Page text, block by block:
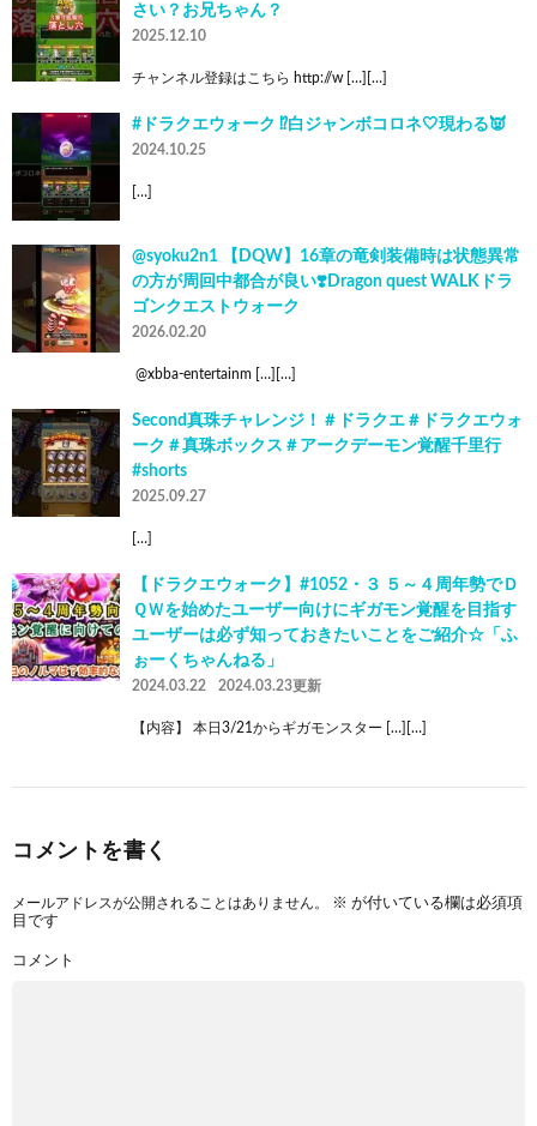
さい？お兄ちゃん？
2025.12.10
チャンネル登録はこちら http://w […][…]
#ドラクエウォーク ⁉️白ジャンボコロネ🤍現わる👿
2024.10.25
[…]
@syoku2n1 【DQW】16章の竜剣装備時は状態異常
の方が周回中都合が良い❣️Dragon quest WALKドラ
ゴンクエストウォーク
2026.02.20
⁠ ​​@xbba-entertainm […][…]
Second真珠チャレンジ！＃ドラクエ＃ドラクエウォ
ーク＃真珠ボックス＃アークデーモン覚醒千里行
#shorts
2025.09.27
[…]
【ドラクエウォーク】#1052・３ ５～４周年勢でＤ
ＱＷを始めたユーザー向けにギガモン覚醒を目指す
ユーザーは必ず知っておきたいことをご紹介☆「ふ
ぉーくちゃんねる」
2024.03.22 2024.03.23更新
【内容】 本日3/21からギガモンスター […][…]
コメントを書く
メールアドレスが公開されることはありません。 ※ が付いている欄は必須項
目です
コメント